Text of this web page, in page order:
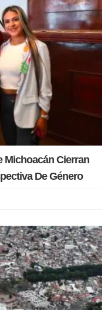
Michoacán Cierran
De Género